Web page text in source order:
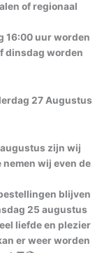
of regionaal
16:00 uur worden
dinsdag worden
27 Augustus
zijn wij
wij even de
blijven
25 augustus
liefde en plezier
er weer worden